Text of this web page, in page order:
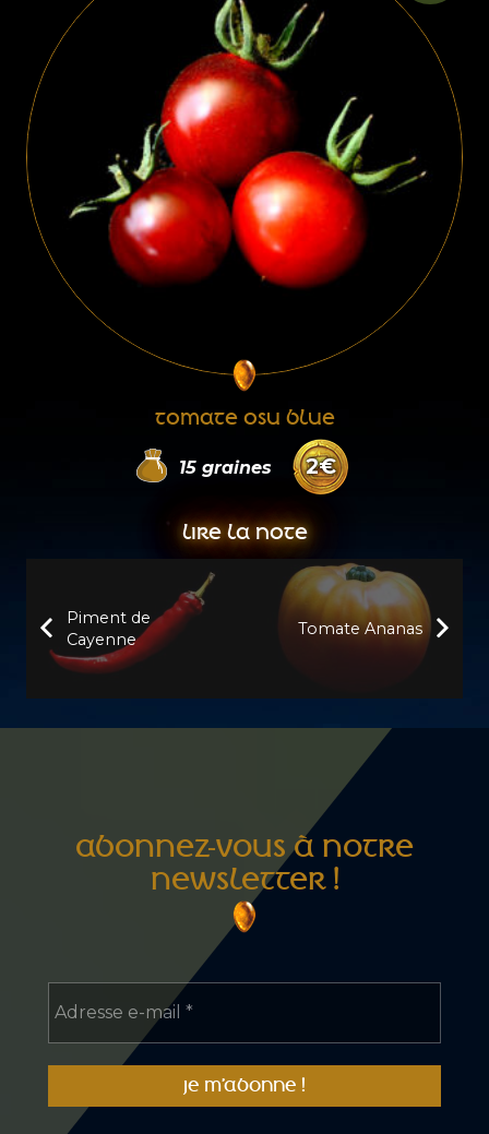
TOMATE OSU BLUE
15 graines 2€
LIRE LA NOTE
Piment de
Cayenne
Tomate Ananas
ABONNEZ-VOUS À NOTRE
NEWSLETTER !